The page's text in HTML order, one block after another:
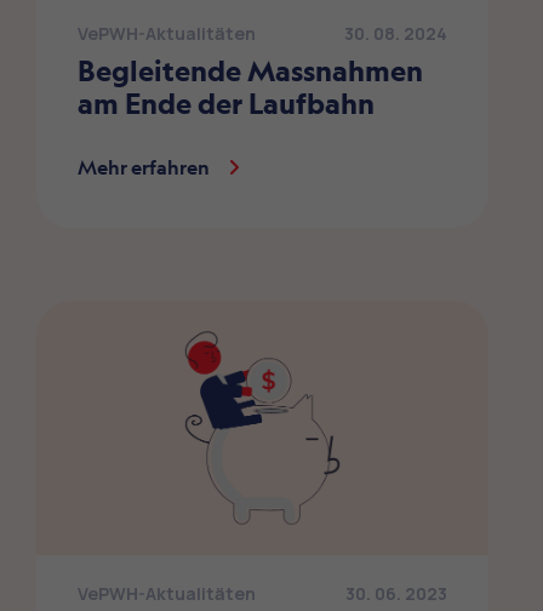
VePWH-Aktualitäten 30. 08. 2024
Begleitende Massnahmen
am Ende der Laufbahn
Mehr erfahren
VePWH-Aktualitäten 30. 06. 2023